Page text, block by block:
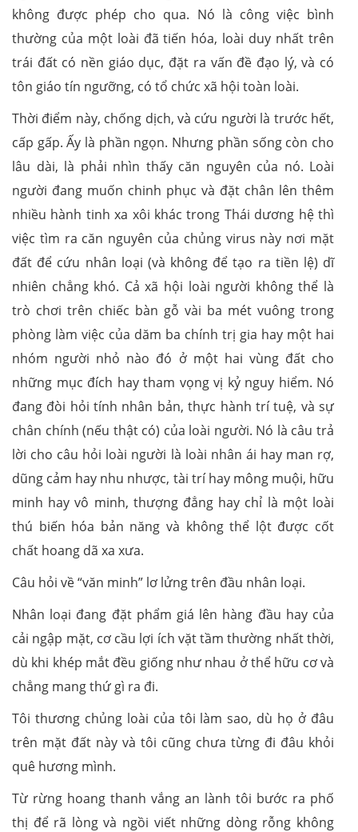
không được phép cho qua. Nó là công việc bình
thường của một loài đã tiến hóa, loài duy nhất trên
trái đất có nền giáo dục, đặt ra vấn đề đạo lý, và có
tôn giáo tín ngưỡng, có tổ chức xã hội toàn loài.
Thời điểm này, chống dịch, và cứu người là trước hết,
cấp gấp. Ấy là phần ngọn. Nhưng phần sống còn cho
lâu dài, là phải nhìn thấy căn nguyên của nó. Loài
người đang muốn chinh phục và đặt chân lên thêm
nhiều hành tinh xa xôi khác trong Thái dương hệ thì
việc tìm ra căn nguyên của chủng virus này nơi mặt
đất để cứu nhân loại (và không để tạo ra tiền lệ) dĩ
nhiên chẳng khó. Cả xã hội loài người không thể là
trò chơi trên chiếc bàn gỗ vài ba mét vuông trong
phòng làm việc của dăm ba chính trị gia hay một hai
nhóm người nhỏ nào đó ở một hai vùng đất cho
những mục đích hay tham vọng vị kỷ nguy hiểm. Nó
đang đòi hỏi tính nhân bản, thực hành trí tuệ, và sự
chân chính (nếu thật có) của loài người. Nó là câu trả
lời cho câu hỏi loài người là loài nhân ái hay man rợ,
dũng cảm hay nhu nhược, tài trí hay mông muội, hữu
minh hay vô minh, thượng đẳng hay chỉ là một loài
thú biến hóa bản năng và không thể lột được cốt
chất hoang dã xa xưa.
Câu hỏi về “văn minh” lơ lửng trên đầu nhân loại.
Nhân loại đang đặt phẩm giá lên hàng đầu hay của
cải ngập mặt, cơ cầu lợi ích vặt tầm thường nhất thời,
dù khi khép mắt đều giống như nhau ở thể hữu cơ và
chẳng mang thứ gì ra đi.
Tôi thương chủng loài của tôi làm sao, dù họ ở đâu
trên mặt đất này và tôi cũng chưa từng đi đâu khỏi
quê hương mình.
Từ rừng hoang thanh vắng an lành tôi bước ra phố
thị để rã lòng và ngồi viết những dòng rỗng không